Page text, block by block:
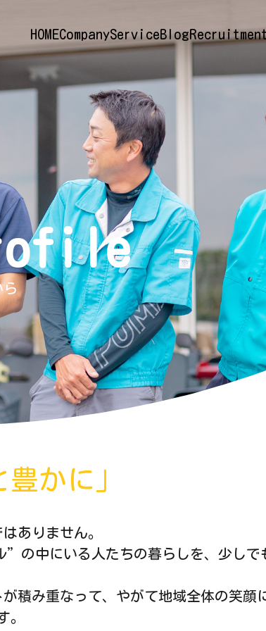
HOMECompanyServiceBlog
かに」
ありません。
の中にいる人たちの暮らしを、少しで
積み重なって、やがて地域全体の笑顔
。